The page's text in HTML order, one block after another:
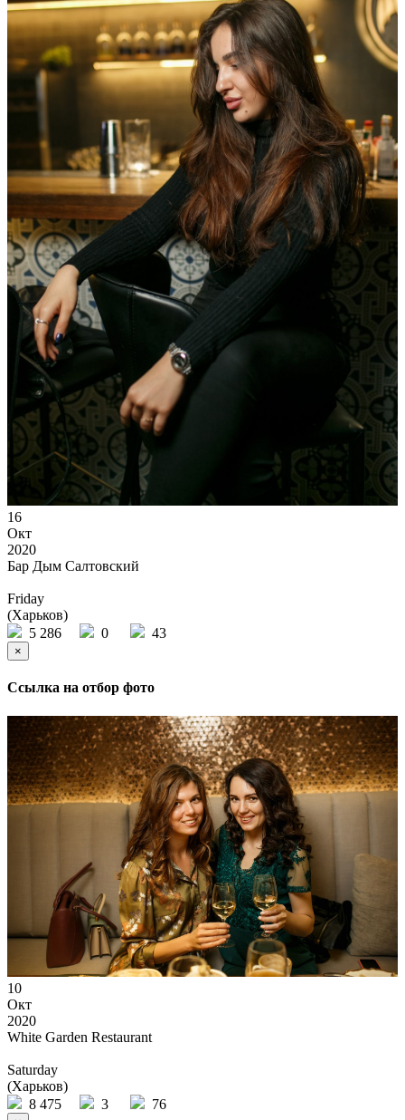
16
Окт
2020
Бар Дым Салтовский
Friday
(Харьков)
5 286
0 43
×
Ссылка на отбор фото
10
Окт
2020
White Garden Restaurant
Saturday
(Харьков)
8 475
3 76